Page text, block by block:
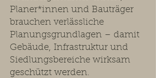
Planer*innen und Bauträger
brauchen verlässliche
Planungsgrundlagen – damit
Gebäude, Infrastruktur und
Siedlungsbereiche wirksam
geschützt werden.